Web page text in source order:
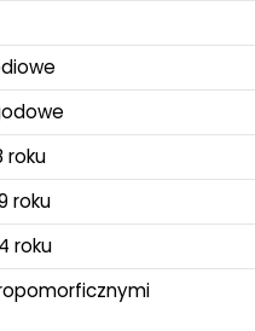
roku
roku
roku